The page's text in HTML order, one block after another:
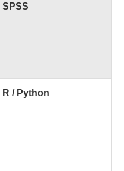
SPSS
R / Python